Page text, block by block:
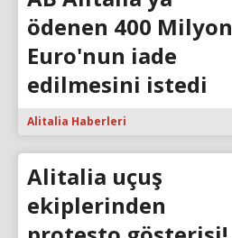
ödenen 400 Milyon
Euro'nun iade
edilmesini istedi
Alitalia Haberleri
Alitalia uçuş
ekiplerinden